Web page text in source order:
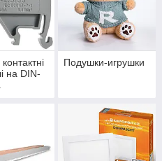
на DIN-
Подушки-игрушки